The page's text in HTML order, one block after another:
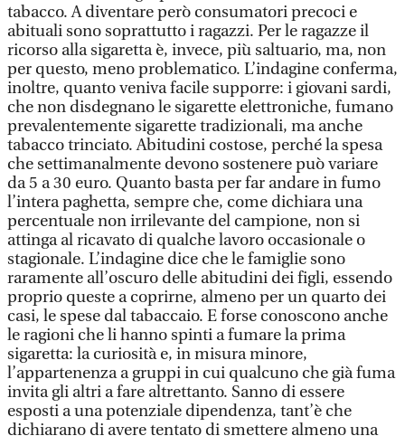
tabacco. A diventare però consumatori precoci e
abituali sono soprattutto i ragazzi. Per le ragazze il
ricorso alla sigaretta è, invece, più saltuario, ma, non
per questo, meno problematico. L’indagine conferma,
inoltre, quanto veniva facile supporre: i giovani sardi,
che non disdegnano le sigarette elettroniche, fumano
prevalentemente sigarette tradizionali, ma anche
tabacco trinciato. Abitudini costose, perché la spesa
che settimanalmente devono sostenere può variare
da 5 a 30 euro. Quanto basta per far andare in fumo
l’intera paghetta, sempre che, come dichiara una
percentuale non irrilevante del campione, non si
attinga al ricavato di qualche lavoro occasionale o
stagionale. L’indagine dice che le famiglie sono
raramente all’oscuro delle abitudini dei figli, essendo
proprio queste a coprirne, almeno per un quarto dei
casi, le spese dal tabaccaio. E forse conoscono anche
le ragioni che li hanno spinti a fumare la prima
sigaretta: la curiosità e, in misura minore,
l’appartenenza a gruppi in cui qualcuno che già fuma
invita gli altri a fare altrettanto. Sanno di essere
esposti a una potenziale dipendenza, tant’è che
dichiarano di avere tentato di smettere almeno una